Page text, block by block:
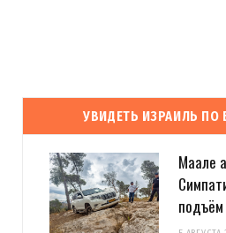
УВИДЕТЬ ИЗРАИЛЬ
Маале
подъём